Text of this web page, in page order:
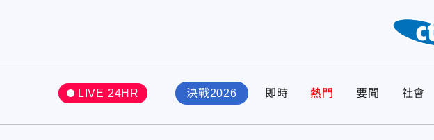
LIVE 24HR 決戰2026 即時 熱門 要聞 社會